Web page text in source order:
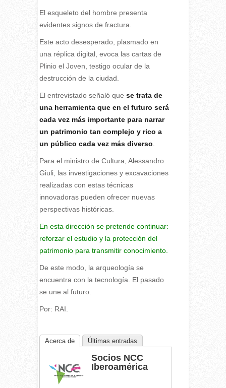
El esqueleto del hombre presenta
evidentes signos de fractura.
Este acto desesperado, plasmado en
una réplica digital, evoca las cartas de
Plinio el Joven, testigo ocular de la
destrucción de la ciudad.
El entrevistado señaló que se trata de
una herramienta que en el futuro será
cada vez más importante para narrar
un patrimonio tan complejo y rico a
un público cada vez más diverso
Para el ministro de Cultura, Alessandro
Giuli, las investigaciones y excavaciones
realizadas con estas técnicas
innovadoras pueden ofrecer nuevas
perspectivas históricas.
En esta dirección se pretende continuar:
reforzar el estudio y la protección del
patrimonio para transmitir conocimiento.
De este modo, la arqueología se
encuentra con la tecnología. El pasado
se une al futuro.
Por: RAI.
Acerca de Últimas entradas
Socios NCC
Iberoamérica